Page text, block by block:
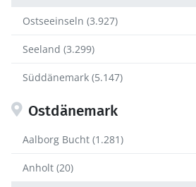
Ostseeinseln (3.927)
Seeland (3.299)
Süddänemark (5.147)
Ostdänemark
Aalborg Bucht (1.281)
Anholt (20)